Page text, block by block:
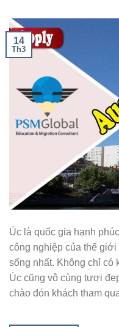
14
Th3
Úc là quốc gia hạnh
công nghiệp của thế giới
sống nhất. Không chỉ có
Úc cũng vô cùng tươi
chào đón khách tham